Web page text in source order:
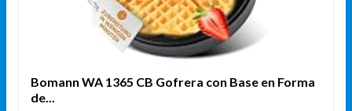
Bomann WA 1365 CB Gofrera con Base en Forma
de...